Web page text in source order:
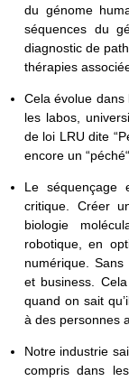
du génome
séquences du
diagnostic de
thérapies
Cela évolue
les labos,
de loi LRU dite
encore un
Le séquençage
critique. Créer
biologie
robotique, en
numérique.
et business.
quand on sait
à des personnes
Notre industrie
compris dans